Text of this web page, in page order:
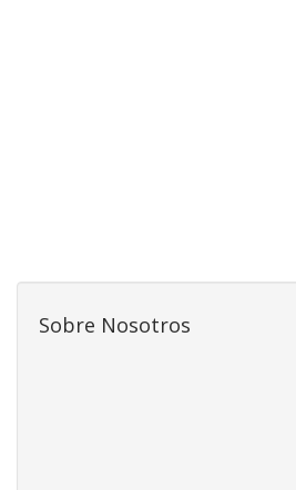
Sobre Nosotros